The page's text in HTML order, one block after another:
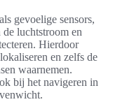
gevoelige sensors,
luchtstroom en
Hierdoor
en zelfs de
waarnemen.
bij het navigeren in